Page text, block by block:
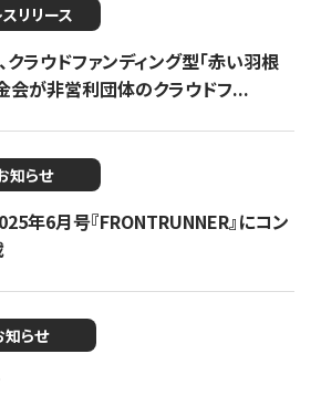
リリース
クラウドファンディング型「赤い羽根
会が非営利団体のクラウドフ...
知らせ
年6月号『FRONTRUNNER』にコン
知らせ